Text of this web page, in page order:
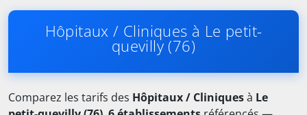
Hôpitaux / Cliniques à Le petit-
quevilly (76)
Comparez les tarifs des Hôpitaux / Cliniquesà Le